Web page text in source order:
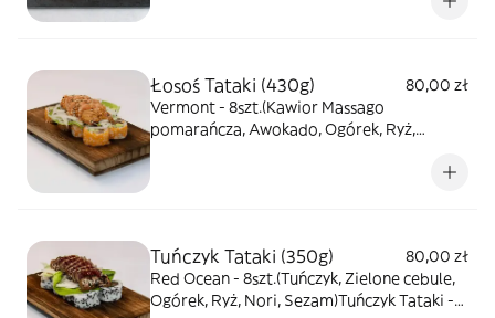
Łosoś Tataki (430g)
80,00 zł
Vermont - 8szt.(Kawior Massago
pomarańcza, Awokado, Ogórek, Ryż,
Tuńczyk Tataki (350g)
80,00 zł
Red Ocean - 8szt.(Tuńczyk, Zielone cebule,
Ogórek, Ryż, Nori, Sezam)Tuńczyk Tataki -